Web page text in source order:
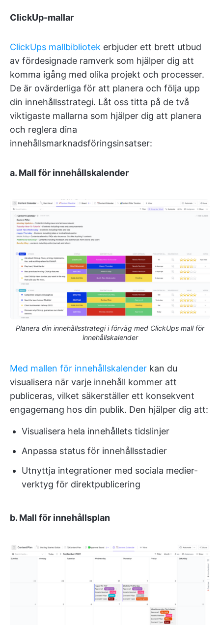
ClickUp-mallar
ClickUps mallbibliotek erbjuder ett brett utbud
av fördesignade ramverk som hjälper dig att
komma igång med olika projekt och processer.
De är ovärderliga för att planera och följa upp
din innehållsstrategi. Låt oss titta på de två
viktigaste mallarna som hjälper dig att planera
och reglera dina
innehållsmarknadsföringsinsatser:
a. Mall för innehållskalender
Planera din innehållsstrategi i förväg med ClickUps mall för
innehållskalender
Med mallen för innehållskalender kan du
visualisera när varje innehåll kommer att
publiceras, vilket säkerställer ett konsekvent
engagemang hos din publik. Den hjälper dig att:
Visualisera hela innehållets tidslinjer
Anpassa status för innehållsstadier
Utnyttja integrationer med sociala medier-
verktyg för direktpublicering
b. Mall för innehållsplan